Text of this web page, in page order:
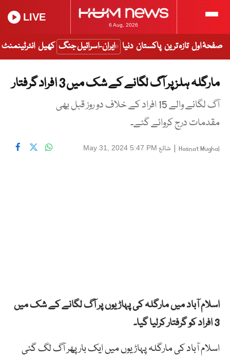
6 Aug, 2026
LIVE
صفحۂ اول تازہ ترین پاکستان دنیا ایران-اسرائیل جنگ کھیل انٹرٹینمنٹ
مارگلہ ہلز پر آگ لگانے کے شک میں 3 افراد گرفتار
آگ لگانے والے 15 افراد کے خلاف دو روز قبل بھی
مقدمات درج کروائے گئے۔
Hasnat Mughal
| شائع May 31, 2024 5:47 PM
اسلام آباد میں مارگلہ کی پہاڑیوں پر آگ لگانے کے شک میں
3 افراد کو گرفتار کرلیا گیا۔
اسلام آباد کی مارگلہ پہاڑیوں میں ایک بار پھر آگ لگ گئی